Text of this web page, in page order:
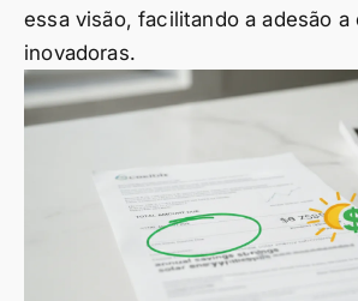
essa visão, facilitando a adesão a
inovadoras.